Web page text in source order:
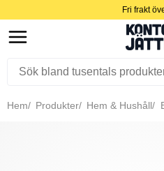
Fri frakt
Hem Produkter Hem & Hushåll